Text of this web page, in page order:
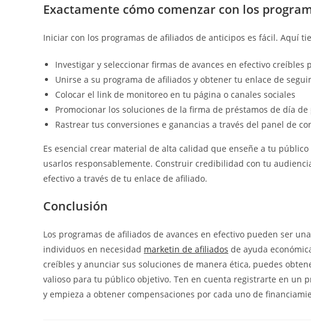
Exactamente cómo comenzar con los
Iniciar con los programas de afiliados de anticipos es fácil. Aquí
Investigar y seleccionar firmas de avances en efectivo creíbles
Unirse a su programa de afiliados y obtener tu enlace de
Colocar el link de monitoreo en tu página o canales sociales
Promocionar los soluciones de la firma de préstamos de día
Rastrear tus conversiones e ganancias a través del panel de
Es esencial crear material de alta calidad que enseñe a tu
usarlos responsablemente. Construir credibilidad con tu
efectivo a través de tu enlace de afiliado.
Conclusión
Los programas de afiliados de avances en efectivo pueden ser
individuos en necesidad marketin de afiliados de ayuda
creíbles y anunciar sus soluciones de manera ética, puedes
valioso para tu público objetivo. Ten en cuenta registrarte en un
y empieza a obtener compensaciones por cada uno de